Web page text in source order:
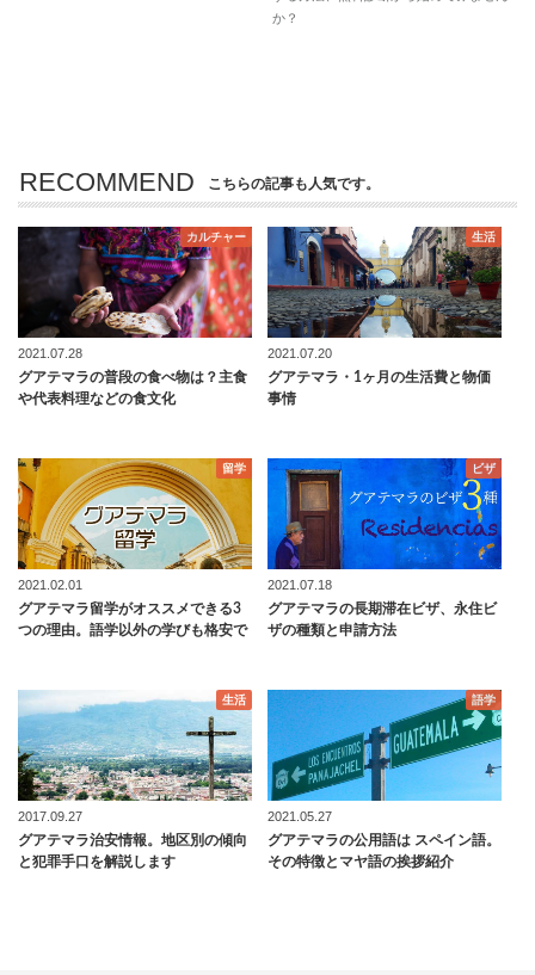
か？
RECOMMEND こちらの記事も人気です。
カルチャー
2021.07.28
グアテマラの普段の食べ物は？主食
や代表料理などの食文化
生活
2021.07.20
グアテマラ・1ヶ月の生活費と物価
事情
留学
2021.02.01
グアテマラ留学がオススメできる3
つの理由。語学以外の学びも格安で
ビザ
2021.07.18
グアテマラの長期滞在ビザ、永住ビ
ザの種類と申請方法
生活
2017.09.27
グアテマラ治安情報。地区別の傾向
と犯罪手口を解説します
語学
2021.05.27
グアテマラの公用語は スペイン語。
その特徴とマヤ語の挨拶紹介